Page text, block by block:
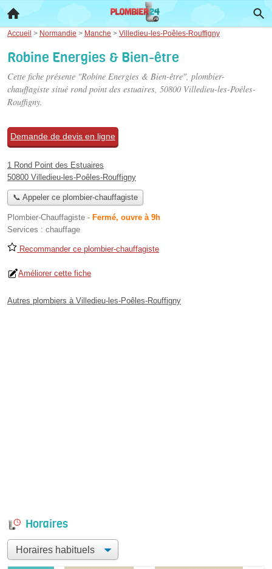
Accueil > Normandie > Manche > Villedieu-les-Poêles-Rouffigny
Robine Energies & Bien-être
Cette fiche présente "Robine Energies & Bien-être", plombier-
chauffagiste situé rond point des estuaires, 50800 Villedieu-les-Poêles-
Rouffigny.
Demande de devis en ligne
1 Rond Point des Estuaires
50800 Villedieu-les-Poêles-Rouffigny
📞 Appeler ce plombier-chauffagiste
Plombier-Chauffagiste - Fermé, ouvre à 9h
Services : chauffage
Recommander ce plombier-chauffagiste
Améliorer cette fiche
Autres plombiers à Villedieu-les-Poêles-Rouffigny
Horaires